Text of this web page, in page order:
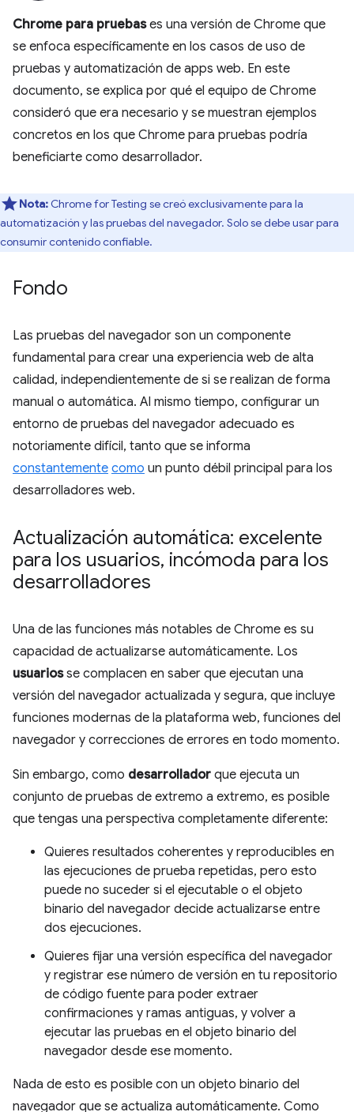
Chrome para pruebases una versión de Chrome que
se enfoca específicamente en los casos de uso de
pruebas y automatización de apps web. En este
documento, se explica por qué el equipo de Chrome
consideró que era necesario y se muestran ejemplos
concretos en los que Chrome para pruebas podría
beneficiarte como desarrollador.
Nota: Chrome for Testing se creó exclusivamente para la
automatización y las pruebas del navegador. Solo se debe usar para
consumir contenido confiable.
Fondo
Las pruebas del navegador son un componente
fundamental para crear una experiencia web de alta
calidad, independientemente de si se realizan de forma
manual o automática. Al mismo tiempo, configurar un
entorno de pruebas del navegador adecuado es
notoriamente difícil, tanto que se informa
constantemente como un punto débil principal para los
desarrolladores web.
Actualización automática: excelente
para los usuarios, incómoda para los
desarrolladores
Una de las funciones más notables de Chrome es su
capacidad de actualizarse automáticamente. Los
usuariosse complacen en saber que ejecutan una
versión del navegador actualizada y segura, que incluye
funciones modernas de la plataforma web, funciones del
navegador y correcciones de errores en todo momento.
Sin embargo, como desarrollador que ejecuta un
conjunto de pruebas de extremo a extremo, es posible
que tengas una perspectiva completamente diferente:
Quieres resultados coherentes y reproducibles en
las ejecuciones de prueba repetidas, pero esto
puede no suceder si el ejecutable o el objeto
binario del navegador decide actualizarse entre
dos ejecuciones.
Quieres fijar una versión específica del navegador
y registrar ese número de versión en tu repositorio
de código fuente para poder extraer
confirmaciones y ramas antiguas, y volver a
ejecutar las pruebas en el objeto binario del
navegador desde ese momento.
Nada de esto es posible con un objeto binario del
navegador que se actualiza automáticamente. Como